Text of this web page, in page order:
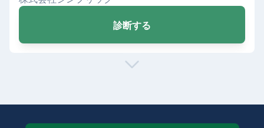
診断する